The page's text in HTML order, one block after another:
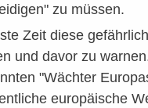
zu müssen.
Zeit diese
und davor zu
"Wächter
europäische